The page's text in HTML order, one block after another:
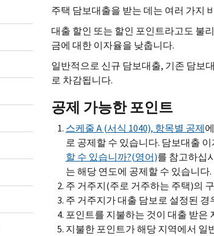
주택 담보대출을 받는 데는 여러 가지
대출 할인 또는 할인 포인트라고도 불
금에 대한 이자율을 낮춥니다.
일반적으로 신규 담보대출, 기존 담보
로 차감됩니다.
공제 가능한 포인트
스케줄 A (서식 1040), 항목별 공제
로 공제할 수 있습니다. 담보대출
할 수 있습니까?(영어)를 참고하십
는 해당 연도에 공제할 수 있습니
주 거주지(주로 거주하는 주택)의
주 거주지가 대출 담보로 설정된 경
포인트를 지불하는 것이 대출 받은
지불한 포인트가 해당 지역에서 일